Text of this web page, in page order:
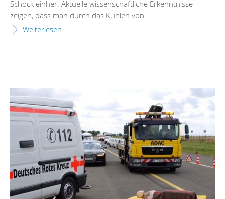
Schock einher. Aktuelle wissenschaftliche Erkenntnisse
zeigen, dass man durch das Kühlen von...
Weiterlesen